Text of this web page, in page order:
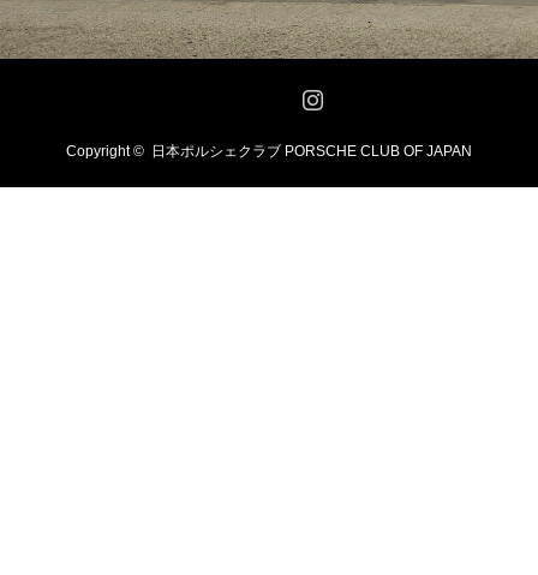
Copyright © 日本ポルシェクラブ PORSCHE CLUB OF JAPAN